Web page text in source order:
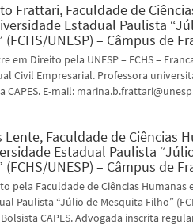
Frattari, Faculdade de
Estadual Paulista
UNESP) – Câmpus de
em Direito pela UNESP – FCHS –
Civil Empresarial. Professora
CAPES. E-mail:
Lente, Faculdade de Ciências
Estadual Paulista
UNESP) – Câmpus de
pela Faculdade de Ciências Humanas
Paulista “Júlio de Mesquita Filho”
CAPES. Advogada inscrita